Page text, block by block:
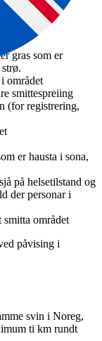
gras som er
området
smittespreiing
(for registrering,
er hausta i sona,
på helsetilstand og
der personar i
området
påvising i
svin i Noreg,
ti km rundt